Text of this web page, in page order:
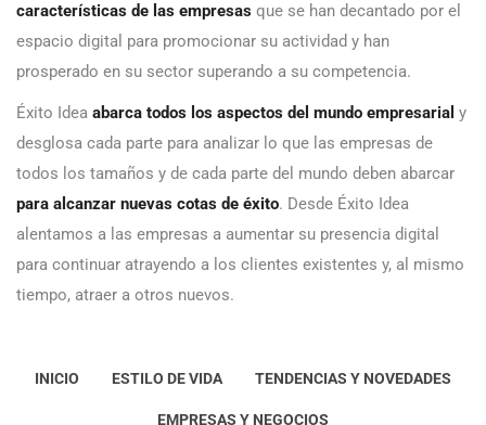
características de las empresas que se han decantado por el
espacio digital para promocionar su actividad y han
prosperado en su sector superando a su competencia.
Éxito Idea abarca todos los aspectos del mundo empresarial y
desglosa cada parte para analizar lo que las empresas de
todos los tamaños y de cada parte del mundo deben abarcar
para alcanzar nuevas cotas de éxito. Desde Éxito Idea
alentamos a las empresas a aumentar su presencia digital
para continuar atrayendo a los clientes existentes y, al mismo
tiempo, atraer a otros nuevos.
INICIO ESTILO DE VIDA TENDENCIAS Y NOVEDADES
EMPRESAS Y NEGOCIOS